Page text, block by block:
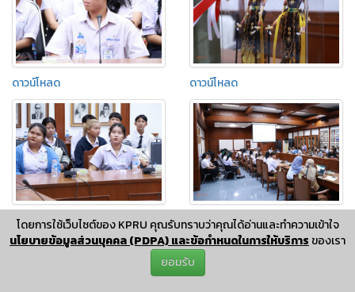
ดาวน์โหลด ดาวน์โหลด
ดาวน์โหลด ดาวน์โหลด
โดยการใช้เว็บไซต์ของ KPRU คุณรับทราบว่าคุณได้อ่านและทำความเข้าใจ
นโยบายข้อมูลส่วนบุคคล (PDPA) และข้อกำหนดในการให้บริการ ของเรา
ยอมรับ